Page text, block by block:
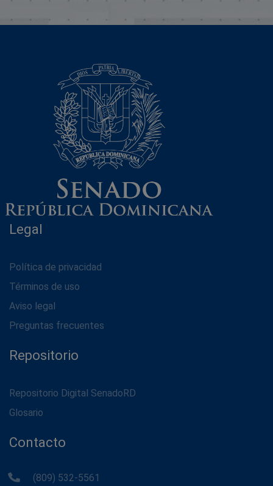
Legal
Política de privacidad
Términos de uso
Aviso legal
Preguntas frecuentes
Repositorio
Repositorio Digital SenadoRD
Glosario
Contacto
(809) 532-5561